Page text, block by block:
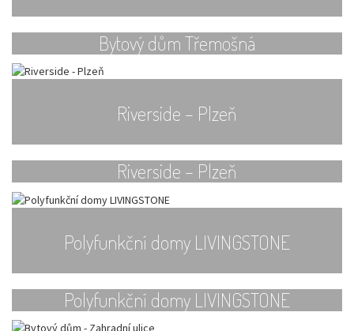
Bytový dům Třemošná
Riverside – Plzeň
Riverside – Plzeň
Polyfunkční domy LIVINGSTONE
Polyfunkční domy LIVINGSTONE